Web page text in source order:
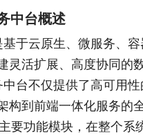
中台概述
于云原生、微服务、
灵活扩展、高度协同的
台不仅提供了高可用
构到前端一体化服务的
要功能模块，在整个系